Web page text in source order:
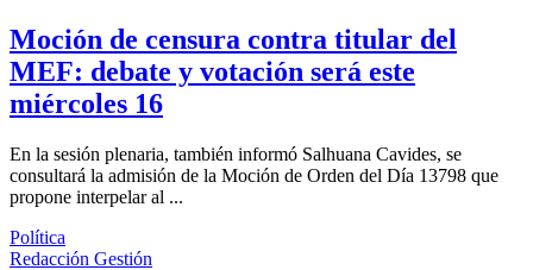
Moción de censura contra titular del
MEF: debate y votación será este
miércoles 16
En la sesión plenaria, también informó Salhuana Cavides, se
consultará la admisión de la Moción de Orden del Día 13798 que
propone interpelar al ...
Política
Redacción Gestión